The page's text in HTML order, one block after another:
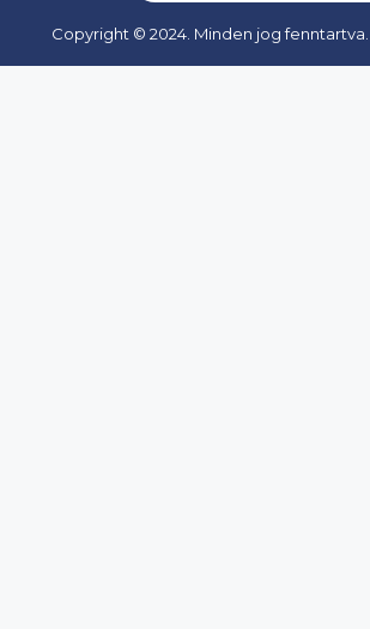
Copyright © 2024. Minden jog fenntartva.